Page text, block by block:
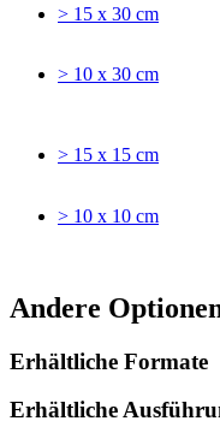
> 15 x 30 cm
> 10 x 30 cm
> 15 x 15 cm
> 10 x 10 cm
Andere
Erhältliche Formate
Erhältliche